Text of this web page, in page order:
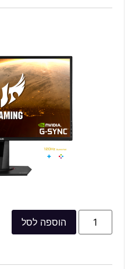
הוספה לסל